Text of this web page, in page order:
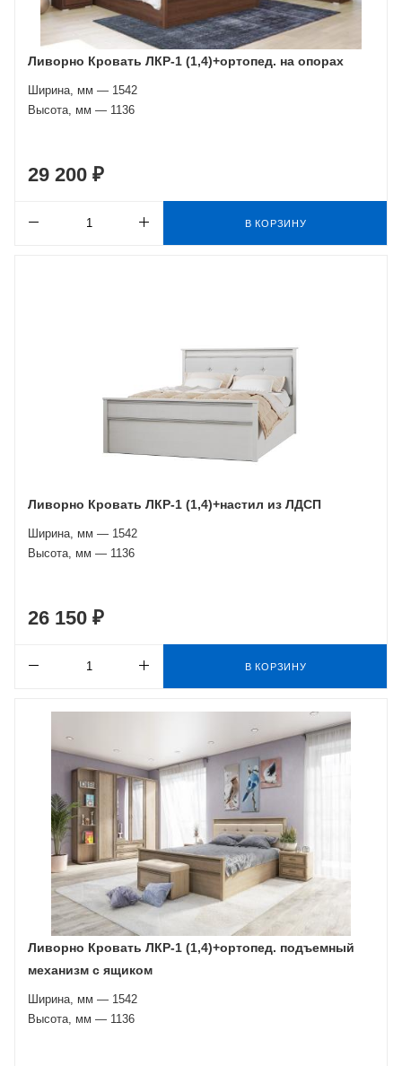
Ливорно Кровать ЛКР-1 (1,4)+ортопед. на опорах
Ширина, мм — 1542
Высота, мм — 1136
29 200 ₽
В КОРЗИНУ
Ливорно Кровать ЛКР-1 (1,4)+настил из ЛДСП
Ширина, мм — 1542
Высота, мм — 1136
26 150 ₽
В КОРЗИНУ
Ливорно Кровать ЛКР-1 (1,4)+ортопед. подъемный
механизм с ящиком
Ширина, мм — 1542
Высота, мм — 1136